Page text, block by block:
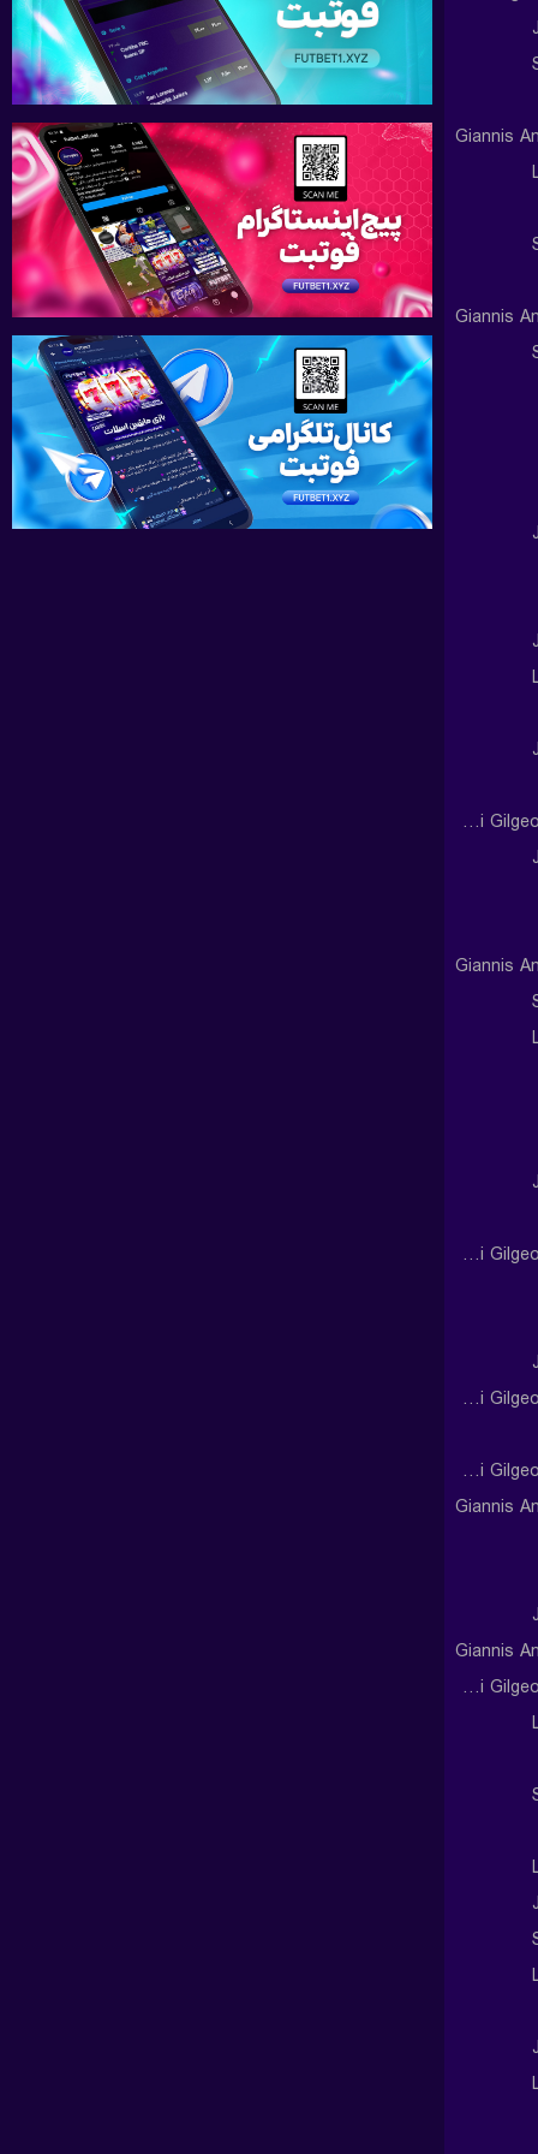
Giannis
Giannis
Shai Gilgeous-Alexander
Giannis
Shai Gilgeous-Alexander
Shai Gilgeous-Alexander
Shai Gilgeous-Alexander
Giannis
Giannis
Shai Gilgeous-Alexander